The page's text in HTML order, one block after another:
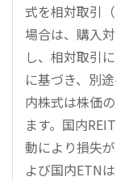
式を相対取引
場合は、購入
し、相対取引
に基づき、別
内株式は株価
ます。国内
動により損失
よび国内ETN